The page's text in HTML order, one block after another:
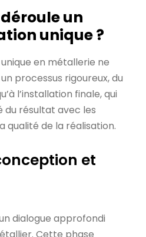
un
unique ?
en métallerie ne
processus rigoureux, du
l’installation finale, qui
résultat avec les
qualité de la réalisation.
et
dialogue approfondi